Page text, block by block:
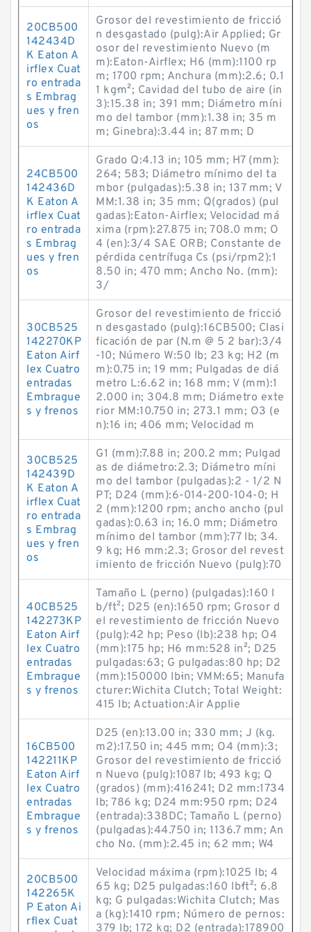
20CB500
142434D
K Eaton A
irflex Cuat
ro entrada
s Embrag
ues y fren
os
Grosor del revestimiento de fricció
n desgastado (pulg):Air Applied; Gr
osor del revestimiento Nuevo (m
m):Eaton-Airflex; H6 (mm):1100 rp
m; 1700 rpm; Anchura (mm):2.6; 0.1
1 kg·m²; Cavidad del tubo de aire (in
3):15.38 in; 391 mm; Diámetro míni
mo del tambor (mm):1.38 in; 35 m
m; Ginebra):3.44 in; 87 mm; D
24CB500
142436D
K Eaton A
irflex Cuat
ro entrada
s Embrag
ues y fren
os
Grado Q:4.13 in; 105 mm; H7 (mm):
264; 583; Diámetro mínimo del ta
mbor (pulgadas):5.38 in; 137 mm; V
MM:1.38 in; 35 mm; Q(grados) (pul
gadas):Eaton-Airflex; Velocidad má
xima (rpm):27.875 in; 708.0 mm; O
4 (en):3/4 SAE ORB; Constante de
pérdida centrífuga Cs (psi/rpm2):1
8.50 in; 470 mm; Ancho No. (mm):
3/
30CB525
142270KP
Eaton Airf
lex Cuatro
entradas
Embrague
s y frenos
Grosor del revestimiento de fricció
n desgastado (pulg):16CB500; Clasi
ficación de par (N.m @ 5 2 bar):3/4
-10; Número W:50 lb; 23 kg; H2 (m
m):0.75 in; 19 mm; Pulgadas de diá
metro L:6.62 in; 168 mm; V (mm):1
2.000 in; 304.8 mm; Diámetro exte
rior MM:10.750 in; 273.1 mm; O3 (e
n):16 in; 406 mm; Velocidad m
30CB525
142439D
K Eaton A
irflex Cuat
ro entrada
s Embrag
ues y fren
os
G1 (mm):7.88 in; 200.2 mm; Pulgad
as de diámetro:2.3; Diámetro míni
mo del tambor (pulgadas):2 - 1/2 N
PT; D24 (mm):6-014-200-104-0; H
2 (mm):1200 rpm; ancho ancho (pul
gadas):0.63 in; 16.0 mm; Diámetro
mínimo del tambor (mm):77 lb; 34.
9 kg; H6 mm:2.3; Grosor del revest
imiento de fricción Nuevo (pulg):70
40CB525
142273KP
Eaton Airf
lex Cuatro
entradas
Embrague
s y frenos
Tamaño L (perno) (pulgadas):160 l
b/ft²; D25 (en):1650 rpm; Grosor d
el revestimiento de fricción Nuevo
(pulg):42 hp; Peso (lb):238 hp; O4
(mm):175 hp; H6 mm:528 in²; D25
pulgadas:63; G pulgadas:80 hp; D2
(mm):150000 lb·in; VMM:65; Manufa
cturer:Wichita Clutch; Total Weight:
415 lb; Actuation:Air Applie
16CB500
142211KP
Eaton Airf
lex Cuatro
entradas
Embrague
s y frenos
D25 (en):13.00 in; 330 mm; J (kg.
m2):17.50 in; 445 mm; O4 (mm):3;
Grosor del revestimiento de fricció
n Nuevo (pulg):1087 lb; 493 kg; Q
(grados) (mm):416241; D2 mm:1734
lb; 786 kg; D24 mm:950 rpm; D24
(entrada):338DC; Tamaño L (perno)
(pulgadas):44.750 in; 1136.7 mm; An
cho No. (mm):2.45 in; 62 mm; W4
20CB500
142265K
P Eaton Ai
rflex Cuat
Velocidad máxima (rpm):1025 lb; 4
65 kg; D25 pulgadas:160 lb·ft²; 6.8
kg; G pulgadas:Wichita Clutch; Mas
a (kg):1410 rpm; Número de pernos:
379 lb; 172 kg; D2 (entrada):178900